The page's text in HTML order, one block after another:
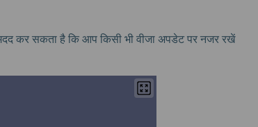
कर सकता है कि आप किसी भी वीजा अपडेट पर नजर रखें